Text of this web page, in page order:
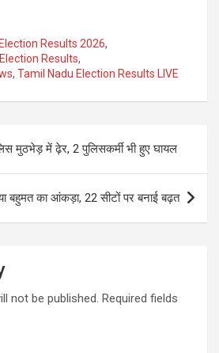
Election Results 2026,
Results,
, Tamil Nadu Election Results LIVE
मुठभेड़ में ढ़ेर, 2 पुलिसकर्मी भी हुए घायल
बहुमत का आंकड़ा, 22 सीटों पर बनाई बढ़त
not be published. Required fields